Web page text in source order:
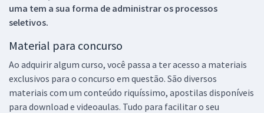
uma tem a sua forma de administrar os processos
seletivos.
Material para concurso
Ao adquirir algum curso, você passa a ter acesso a materiais
exclusivos para o concurso em questão. São diversos
materiais com um conteúdo riquíssimo, apostilas disponíveis
para download e videoaulas. Tudo para facilitar o seu